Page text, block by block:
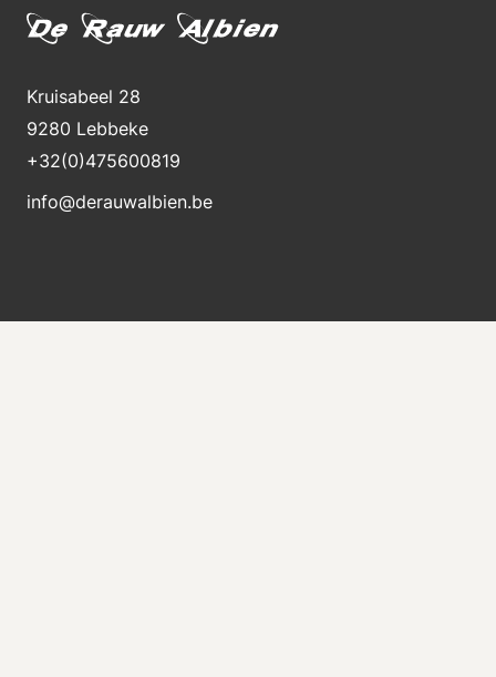
Kruisabeel 28
9280 Lebbeke
+32(0)475600819
info@derauwalbien.be
Blijft op de hoogte van nieuwe voorraad